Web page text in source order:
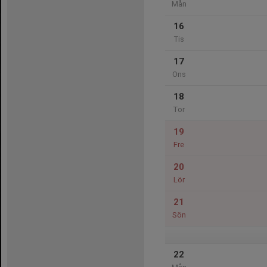
Mån
16
Tis
17
Ons
18
Tor
19
Fre
20
Lör
21
Sön
22